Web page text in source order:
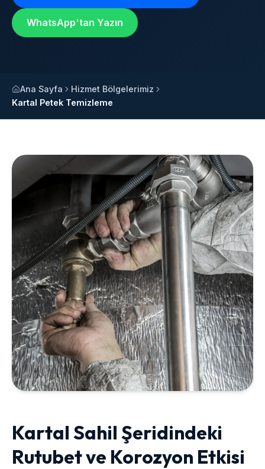
WhatsApp'tan Yazın
Ana Sayfa
Hizmet Bölgelerimiz
Kartal Petek Temizleme
Kartal Sahil Şeridindeki
Rutubet ve Korozyon Etkisi